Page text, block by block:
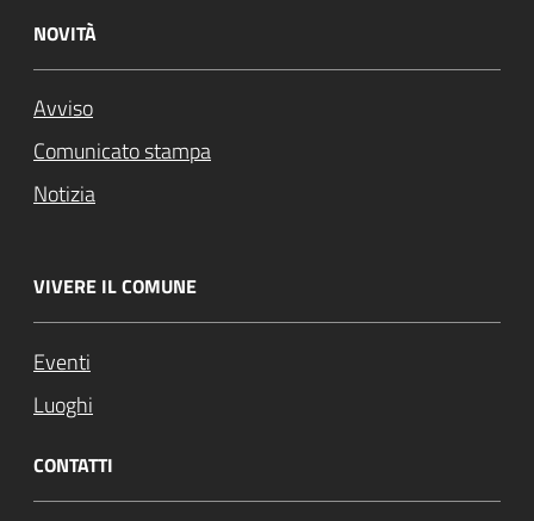
NOVITÀ
Avviso
Comunicato stampa
Notizia
VIVERE IL COMUNE
Eventi
Luoghi
CONTATTI